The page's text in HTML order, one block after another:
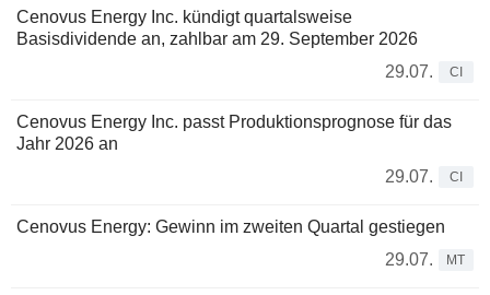
Cenovus Energy Inc. kündigt quartalsweise
Basisdividende an, zahlbar am 29. September 2026
29.07.
CI
Cenovus Energy Inc. passt Produktionsprognose für das
Jahr 2026 an
29.07.
CI
Cenovus Energy: Gewinn im zweiten Quartal gestiegen
29.07.
MT